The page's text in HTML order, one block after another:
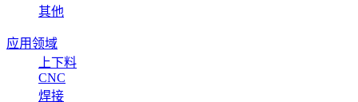
其他
应用领域
上下料
CNC
焊接